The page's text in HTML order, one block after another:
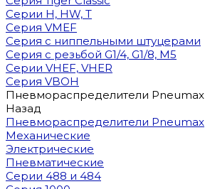
Серии H, HW, T
Серия VMEF
Серия с ниппельными штуцерами
Серия с резьбой G1/4, G1/8, М5
Серии VHEF, VHER
Серия VBOH
Пневмораспределители Pneumax
Назад
Пневмораспределители Pneumax
Механические
Электрические
Пневматические
Серии 488 и 484